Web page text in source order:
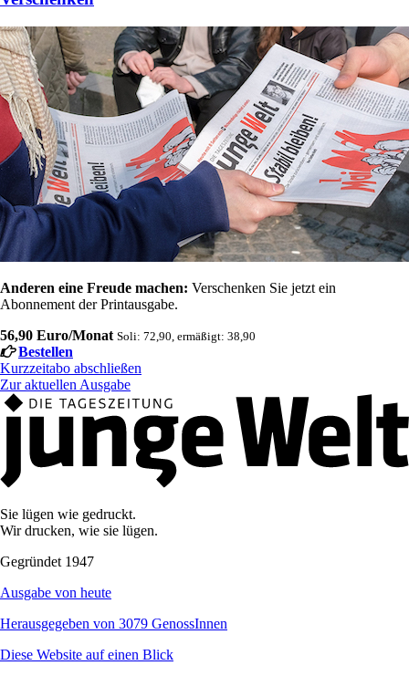
Anderen eine Freude machen: Verschenken Sie jetzt ein
Abonnement der Printausgabe.
56,90 Euro/Monat Soli: 72,90, ermäßigt: 38,90
Bestellen
Kurzzeitabo abschließen
Zur aktuellen Ausgabe
Sie lügen wie gedruckt.
Wir drucken, wie sie lügen.
Gegründet 1947
Ausgabe von heute
Herausgegeben von 3079 GenossInnen
Diese Website auf einen Blick